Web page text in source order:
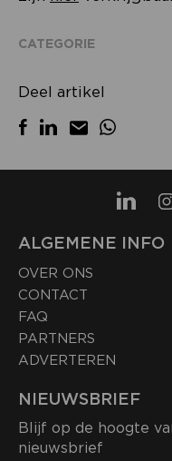
CATEGORIE
Deel artikel
ALGEMENE INFO
OVER ONS
CONTACT
FAQ
PARTNERS
ADVERTEREN
NIEUWSBRIEF
Blijf op de hoogte
nieuwsbrief